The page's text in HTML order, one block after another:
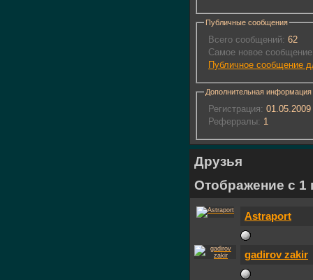
Публичные сообщения
Всего сообщений: 62
Самое новое
Публичное сообщение
Дополнительная информация
Регистрация: 01.05.2009
Реферралы: 1
Друзья
Отображение с 1
Astraport
gadirov zakir